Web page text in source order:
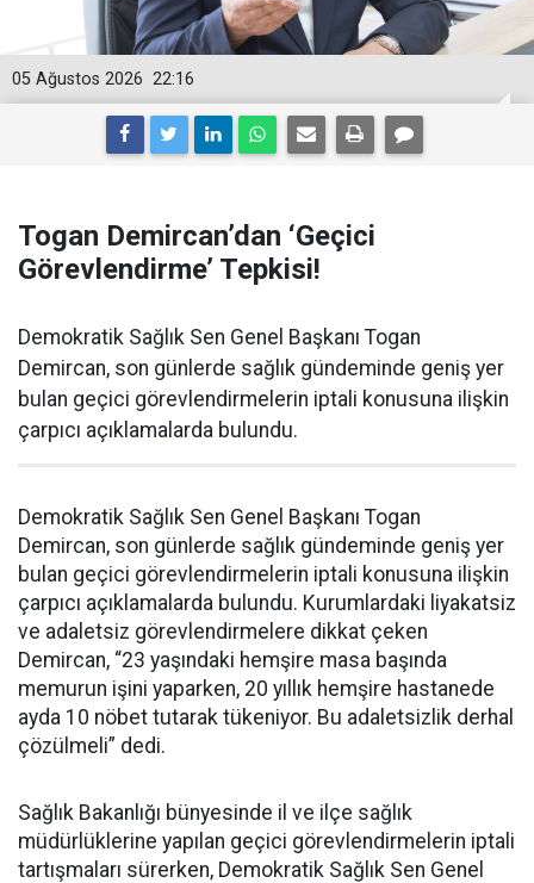
22:16
05 Ağustos 2026
Togan Demircan’dan ‘Geçici
Görevlendirme’ Tepkisi!
Demokratik Sağlık Sen Genel Başkanı Togan
Demircan, son günlerde sağlık gündeminde geniş yer
bulan geçici görevlendirmelerin iptali konusuna ilişkin
çarpıcı açıklamalarda bulundu.
Demokratik Sağlık Sen Genel Başkanı Togan
Demircan, son günlerde sağlık gündeminde geniş yer
bulan geçici görevlendirmelerin iptali konusuna ilişkin
çarpıcı açıklamalarda bulundu. Kurumlardaki liyakatsiz
ve adaletsiz görevlendirmelere dikkat çeken
Demircan, “23 yaşındaki hemşire masa başında
memurun işini yaparken, 20 yıllık hemşire hastanede
ayda 10 nöbet tutarak tükeniyor. Bu adaletsizlik derhal
çözülmeli” dedi.
Sağlık Bakanlığı bünyesinde il ve ilçe sağlık
müdürlüklerine yapılan geçici görevlendirmelerin iptali
tartışmaları sürerken, Demokratik Sağlık Sen Genel